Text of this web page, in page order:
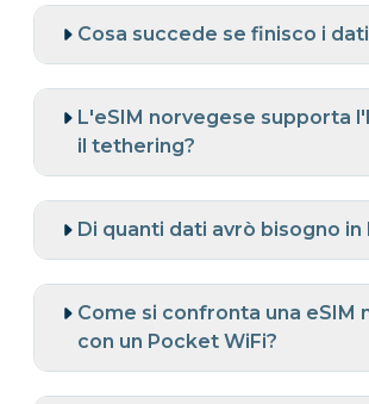
Cosa succede se finisco i
L'eSIM norvegese supporta
il tethering?
Di quanti dati avrò bisogno in
Come si confronta una eSIM
con un Pocket WiFi?